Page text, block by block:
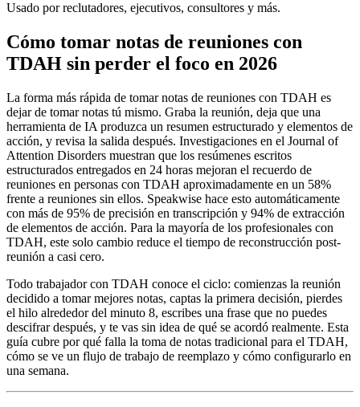
Usado por reclutadores, ejecutivos, consultores y más.
Cómo tomar notas de reuniones con
TDAH sin perder el foco en 2026
La forma más rápida de tomar notas de reuniones con TDAH es
dejar de tomar notas tú mismo. Graba la reunión, deja que una
herramienta de IA produzca un resumen estructurado y elementos de
acción, y revisa la salida después. Investigaciones en el Journal of
Attention Disorders muestran que los resúmenes escritos
estructurados entregados en 24 horas mejoran el recuerdo de
reuniones en personas con TDAH aproximadamente en un 58%
frente a reuniones sin ellos. Speakwise hace esto automáticamente
con más de 95% de precisión en transcripción y 94% de extracción
de elementos de acción. Para la mayoría de los profesionales con
TDAH, este solo cambio reduce el tiempo de reconstrucción post-
reunión a casi cero.
Todo trabajador con TDAH conoce el ciclo: comienzas la reunión
decidido a tomar mejores notas, captas la primera decisión, pierdes
el hilo alrededor del minuto 8, escribes una frase que no puedes
descifrar después, y te vas sin idea de qué se acordó realmente. Esta
guía cubre por qué falla la toma de notas tradicional para el TDAH,
cómo se ve un flujo de trabajo de reemplazo y cómo configurarlo en
una semana.